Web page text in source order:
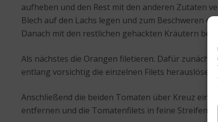
aufheben und den Rest mit den anderen Zutaten
Blech auf den Lachs legen und zum Beschweren
Danach mit den restlichen gehackten Kräutern
Als nächstes die Orangen filetieren. Dafür
entlang vorsichtig die einzelnen Filets herauslösen.
Anschließend die beiden Tomaten über Kreuz
entfernen und die Tomatenfilets in feine Streifen